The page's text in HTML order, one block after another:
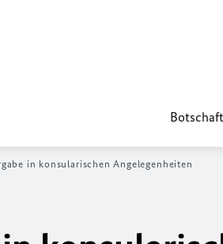
in konsularischen Angelegenheiten